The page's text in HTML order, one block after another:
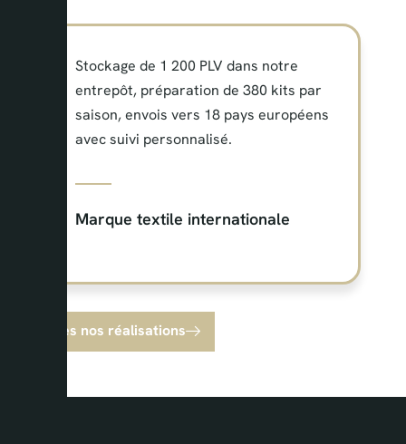
Stockage de 1 200 PLV dans notre
entrepôt, préparation de 380 kits par
saison, envois vers 18 pays européens
avec suivi personnalisé.
Marque textile internationale
Toutes nos réalisations